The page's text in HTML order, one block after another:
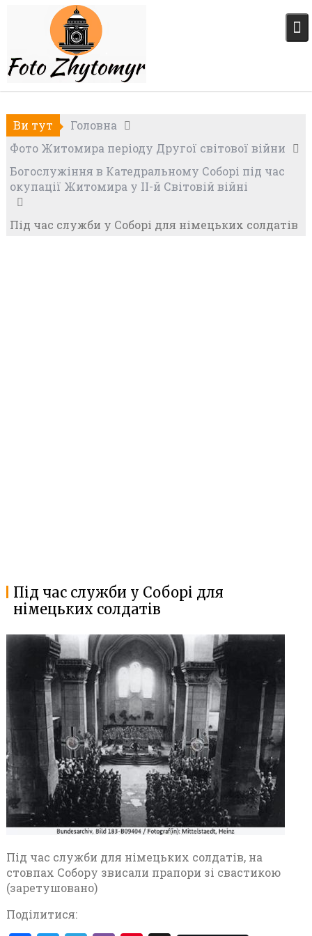
Ви тут
Головна
Фото Житомира періоду Другої світової війни
Богослужіння в Катедральному Соборі під час
окупації Житомира у II-й Світовій війні
Під час служби у Соборі для німецьких солдатів
Під час служби у Соборі для
німецьких солдатів
Під час служби для німецьких солдатів, на
стовпах Собору звисали прапори зі свастикою
(заретушовано)
Поділитися: